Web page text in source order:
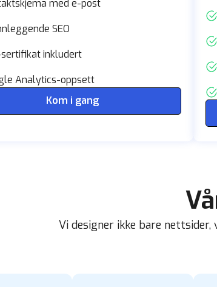
med e-post
SEO
sertifikat inkludert
Analytics-oppsett
Kom i gang
Vi designer ikke bare